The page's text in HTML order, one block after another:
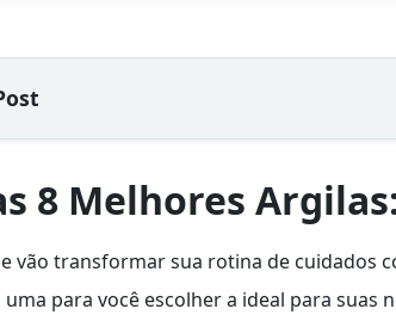
8 Melhores
vão transformar sua rotina de cuidados
para você escolher a ideal para suas